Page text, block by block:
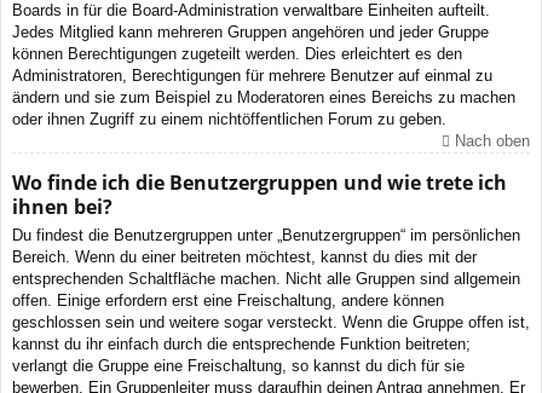
Boards in für die Board-Administration verwaltbare Einheiten aufteilt.
Jedes Mitglied kann mehreren Gruppen angehören und jeder Gruppe
können Berechtigungen zugeteilt werden. Dies erleichtert es den
Administratoren, Berechtigungen für mehrere Benutzer auf einmal zu
ändern und sie zum Beispiel zu Moderatoren eines Bereichs zu machen
oder ihnen Zugriff zu einem nichtöffentlichen Forum zu geben.
Nach oben
Wo finde ich die Benutzergruppen und wie trete ich
ihnen bei?
Du findest die Benutzergruppen unter „Benutzergruppen“ im persönlichen
Bereich. Wenn du einer beitreten möchtest, kannst du dies mit der
entsprechenden Schaltfläche machen. Nicht alle Gruppen sind allgemein
offen. Einige erfordern erst eine Freischaltung, andere können
geschlossen sein und weitere sogar versteckt. Wenn die Gruppe offen ist,
kannst du ihr einfach durch die entsprechende Funktion beitreten;
verlangt die Gruppe eine Freischaltung, so kannst du dich für sie
bewerben. Ein Gruppenleiter muss daraufhin deinen Antrag annehmen. Er